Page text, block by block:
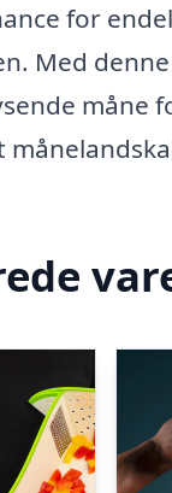
for
Med denne
måne